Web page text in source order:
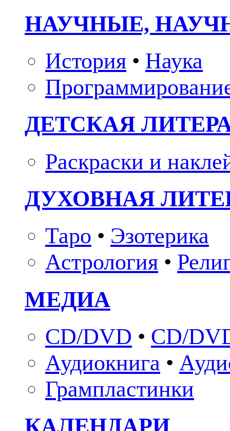
НАУЧНЫЕ,
История • Наука
ДЕТСКАЯ
Раскраски и
ДУХОВНАЯ
Таро • Эзотерика
Астрология •
МЕДИА
CD/DVD • CD/
Аудиокнига •
Грампластинки